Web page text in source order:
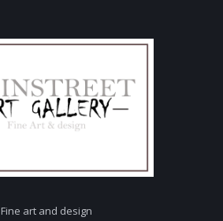
Fine art and design